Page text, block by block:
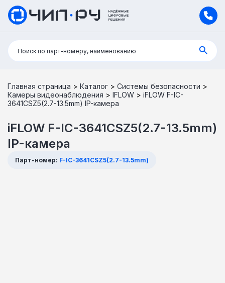
Поиск:
Поиск по парт-номеру, наименованию
Главная страница > Каталог > Системы безопасности >
Камеры видеонаблюдения > IFLOW > iFLOW F-IC-
3641CSZ5(2.7-13.5mm) IP-камера
iFLOW F-IC-3641CSZ5(2.7-13.5mm)
IP-камера
Парт-номер: F-IC-3641CSZ5(2.7-13.5mm)